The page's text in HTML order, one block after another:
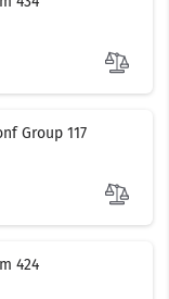
Group 117
424